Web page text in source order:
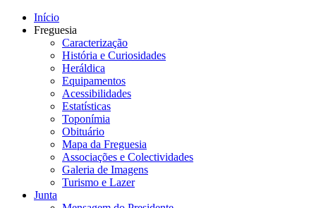
Início
Freguesia
Caracterização
História e Curiosidades
Heráldica
Equipamentos
Acessibilidades
Estatísticas
Toponímia
Obituário
Mapa da Freguesia
Associações e Colectividades
Galeria de Imagens
Turismo e Lazer
Junta